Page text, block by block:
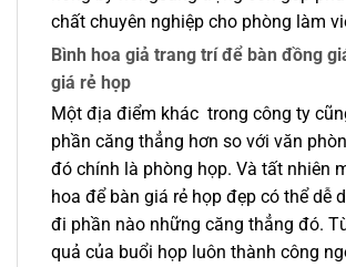
chất chuyên nghiệp cho phòng làm
Bình hoa giả trang trí để bàn đồng
giá rẻ họp
Một địa điểm khác trong công ty
phần căng thẳng hơn so với văn
đó chính là phòng họp. Và tất nhiên
hoa để bàn giá rẻ họp đẹp có thể dễ
đi phần nào những căng thẳng đó.
quả của buổi họp luôn thành công